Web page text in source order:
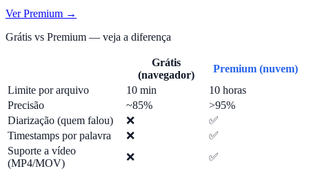
Ver Premium →
Grátis vs Premium — veja a diferença
Grátis
(navegador)
Premium (nuvem)
Limite por arquivo
10 min
10 horas
Precisão
~85%
>95%
Diarização (quem falou)
❌
✅
Timestamps por palavra
❌
✅
Suporte a vídeo
(MP4/MOV)
❌ ✅